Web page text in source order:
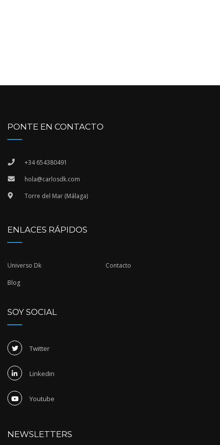
PONTE EN CONTACTO
+34 654380491
hola@carlosdk.com
Torre del Mar (Málaga)
ENLACES RÁPIDOS
Universo Dk Contacto
Blog
SOY SOCIAL
Twitter
Linkedin
Youtube
NEWSLETTERS